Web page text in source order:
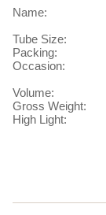
Name:
Tube Size:
Packing:
Occasion:
Volume:
Gross Weight:
High Light: